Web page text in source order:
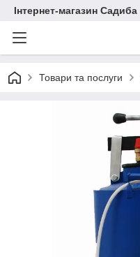
Інтернет-магазин Садиба
Товари та послуги